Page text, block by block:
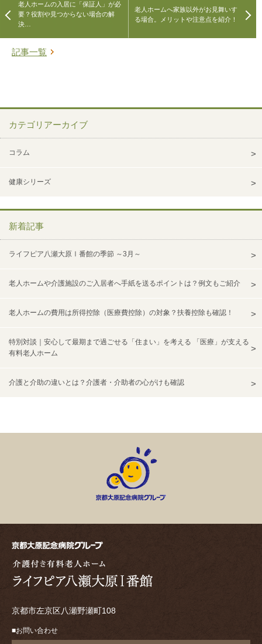
老人ホームの入居に「保証人」が必
要？役割や見つからない場合の解
決…
老人ホームへ家族以外がお見舞いす
る場合。メリットや注意点を紹介！
記事一覧
カテゴリアーカイブ
コラム
健康シリーズ
新着記事
ライフピア八瀬大原Ⅰ番館の季節 ～3月～
老人ホームや介護施設のご入居者へ手紙を送るポイントは？例文もご紹介
老人ホームの費用は所得控除（医療費控除）の対象？扶養控除も確認！
特別対談｜安心して最期まで過ごせる「住まい」を考える 「医療」が支える
有料老人ホーム
介護と介助の違いとは？介護者・介助者の心がけも確認
京都市左京区八瀬野瀬町108
お問い合わせ